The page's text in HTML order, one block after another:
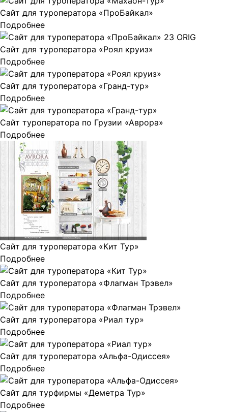
Сайт для туроператора «ПроБайкал»
Подробнее
Сайт для туроператора «Роял круиз»
Подробнее
Сайт для туроператора «Гранд-тур»
Подробнее
Сайт туроператора по Грузии «Аврора»
Подробнее
Сайт для туроператора «Кит Тур»
Подробнее
Сайт для туроператора «Флагман Трэвел»
Подробнее
Сайт для туроператора «Риал тур»
Подробнее
Сайт для туроператора «Альфа-Одиссея»
Подробнее
Сайт для турфирмы «Деметра Тур»
Подробнее